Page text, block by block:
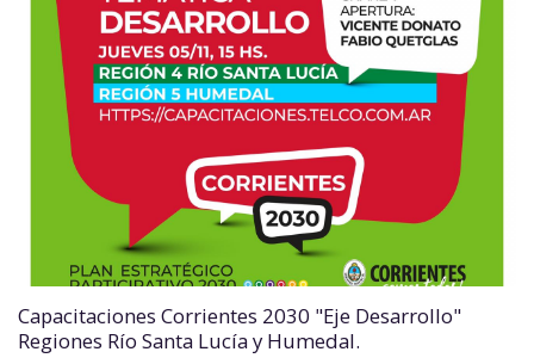
Capacitaciones Corrientes 2030 "Eje Desarrollo"
Regiones Río Santa Lucía y Humedal.